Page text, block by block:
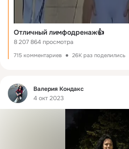
Отличный лимфодренаж👍
8 207 864 просмотра
715 комментариев 26K раз поделились
Фид
Валерия Кондакс
4 окт 2023